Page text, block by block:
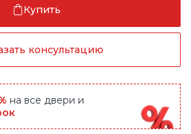
Купить
консультацию
на все двери и